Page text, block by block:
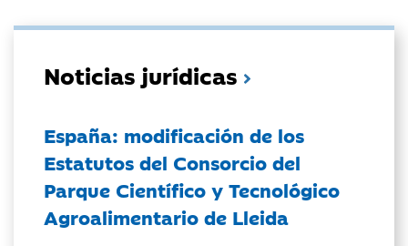
Noticias jurídicas
España: modificación de los
Estatutos del Consorcio del
Parque Científico y Tecnológico
Agroalimentario de Lleida